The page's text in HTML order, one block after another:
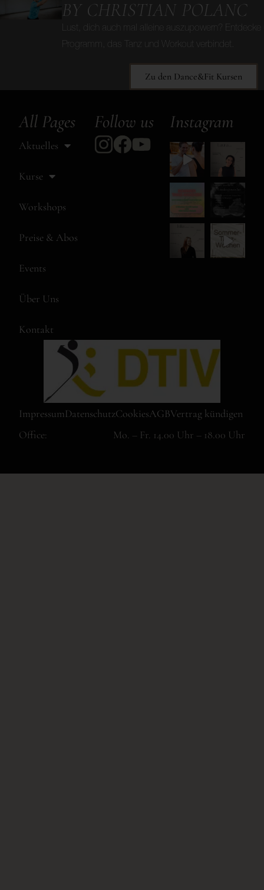
BY CHRISTIAN POLANC
Lust, dich auch mal alleine auszupowern? Entdecke
Programm, das Tanz und Workout verbindet.
Zu den Dance&Fit Kursen
All Pages
Aktuelles
Kurse
Workshops
Preise & Abos
Events
Über Uns
Kontakt
Follow us Instagram
ImpressumDatenschutzCookiesAGBVertrag kündigen
Office:
Mo. – Fr. 14.00 Uhr – 18.00 Uhr